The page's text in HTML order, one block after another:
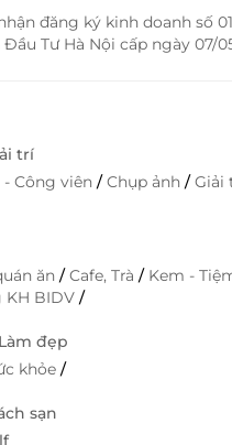
đăng ký kinh doanh số
Đầu Tư Hà Nội cấp ngày 07/
trí
Công viên /Chụp ảnh /Giải
ăn /Cafe, Trà / Kem -
KH BIDV /
đẹp
khỏe /
sạn